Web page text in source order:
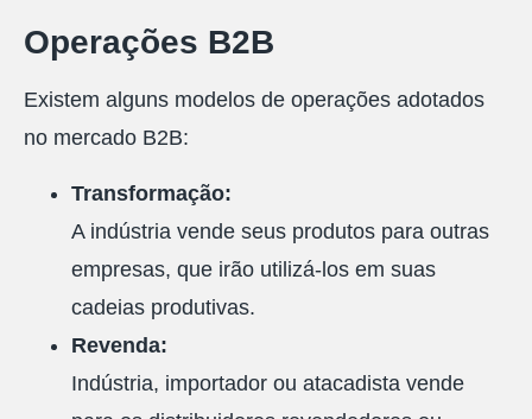
Operações B2B
Existem alguns modelos de operações adotados
no mercado B2B:
Transformação:
A indústria vende seus produtos para outras
empresas, que irão utilizá-los em suas
cadeias produtivas.
Revenda:
Indústria, importador ou atacadista vende